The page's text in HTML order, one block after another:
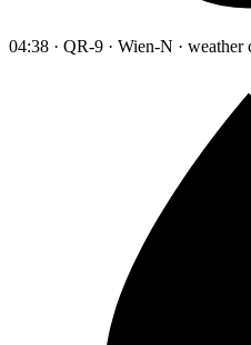
04:38 · QR-9 · Wien-N · weather